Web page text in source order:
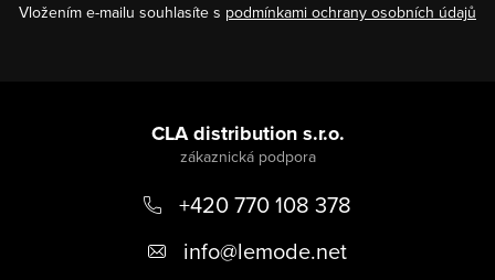
Vložením e-mailu souhlasíte s podmínkami ochrany osobních údajů
CLA distribution s.r.o.
+420 770 108 378
info@lemode.net